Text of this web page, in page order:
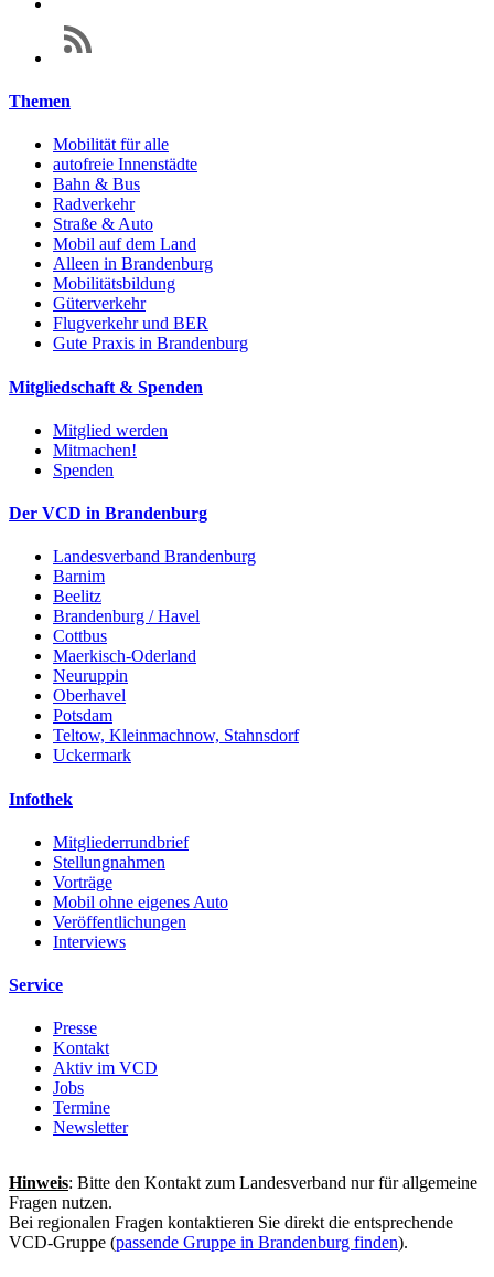
Themen
Mobilität für alle
autofreie Innenstädte
Bahn & Bus
Radverkehr
Straße & Auto
Mobil auf dem Land
Alleen in Brandenburg
Mobilitätsbildung
Güterverkehr
Flugverkehr und BER
Gute Praxis in Brandenburg
Mitgliedschaft & Spenden
Mitglied werden
Mitmachen!
Spenden
Der VCD in Brandenburg
Landesverband Brandenburg
Barnim
Beelitz
Brandenburg / Havel
Cottbus
Maerkisch-Oderland
Neuruppin
Oberhavel
Potsdam
Teltow, Kleinmachnow, Stahnsdorf
Uckermark
Infothek
Mitgliederrundbrief
Stellungnahmen
Vorträge
Mobil ohne eigenes Auto
Veröffentlichungen
Interviews
Service
Presse
Kontakt
Aktiv im VCD
Jobs
Termine
Newsletter
Hinweis: Bitte den Kontakt zum Landesverband nur für allgemeine
Fragen nutzen.
Bei regionalen Fragen kontaktieren Sie direkt die entsprechende
VCD-Gruppe (passende Gruppe in Brandenburg finden).